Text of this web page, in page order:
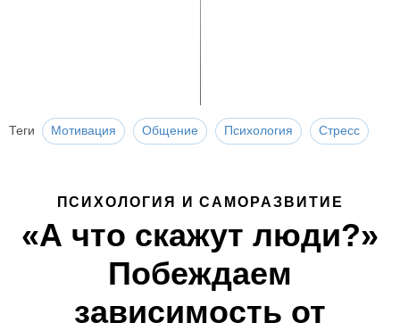
Теги Мотивация Общение Психология Стресс
ПСИХОЛОГИЯ И САМОРАЗВИТИЕ
«А что скажут люди?»
Побеждаем
зависимость от